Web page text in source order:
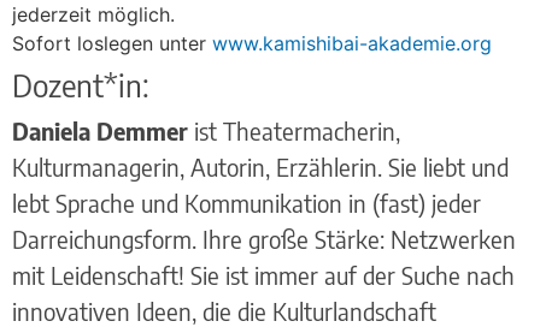
jederzeit möglich.
Sofort loslegen unter www.kamishibai-akademie.org
Dozent*in:
Daniela Demmer ist Theatermacherin,
Kulturmanagerin, Autorin, Erzählerin. Sie liebt und
lebt Sprache und Kommunikation in (fast) jeder
Darreichungsform. Ihre große Stärke: Netzwerken
mit Leidenschaft! Sie ist immer auf der Suche nach
innovativen Ideen, die die Kulturlandschaft